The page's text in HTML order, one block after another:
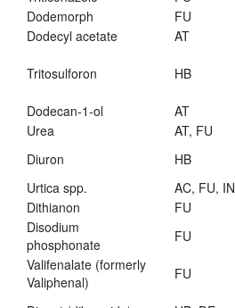
Dodemorph
FU
Dodecyl acetate
AT
Tritosulforon HB
Dodecan-1-ol
AT
Urea
AT, FU
Diuron
HB
Urtica spp.
AC, FU, IN
Dithianon
FU
Disodium
phosphonate
FU
Valifenalate (formerly
Valiphenal)
FU